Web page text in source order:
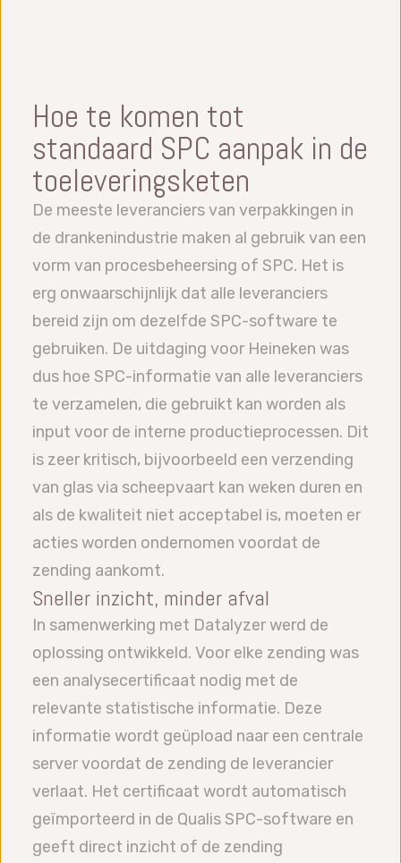
Hoe te komen tot
standaard SPC aanpak in de
toeleveringsketen
De meeste leveranciers van verpakkingen in
de drankenindustrie maken al gebruik van een
vorm van procesbeheersing of SPC. Het is
erg onwaarschijnlijk dat alle leveranciers
bereid zijn om dezelfde SPC-software te
gebruiken. De uitdaging voor Heineken was
dus hoe SPC-informatie van alle leveranciers
te verzamelen, die gebruikt kan worden als
input voor de interne productieprocessen. Dit
is zeer kritisch, bijvoorbeeld een verzending
van glas via scheepvaart kan weken duren en
als de kwaliteit niet acceptabel is, moeten er
acties worden ondernomen voordat de
zending aankomt.
Sneller inzicht, minder afval
In samenwerking met Datalyzer werd de
oplossing ontwikkeld. Voor elke zending was
een analysecertificaat nodig met de
relevante statistische informatie. Deze
informatie wordt geüpload naar een centrale
server voordat de zending de leverancier
verlaat. Het certificaat wordt automatisch
geïmporteerd in de Qualis SPC-software en
geeft direct inzicht of de zending